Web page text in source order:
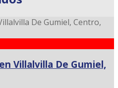
Villalvilla De Gumiel,